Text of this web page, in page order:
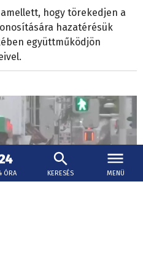
ÓRA KERESÉS MENÜ
hogy törekedjen a
hazatérésük
együttműködjön